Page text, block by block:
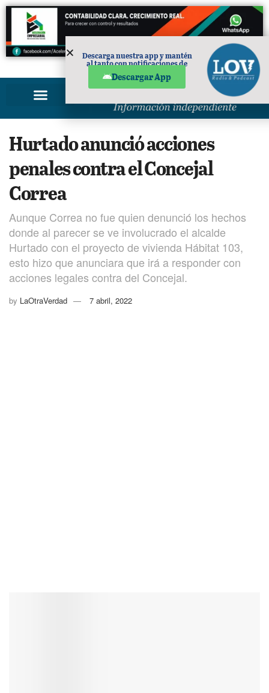
PUBLICIDAD
Hurtado anunció acciones
penales contra el Concejal
Correa
Aunque Correa no fue quien denunció los hechos
donde al parecer se ve involucrado el alcalde
Hurtado con el proyecto de vivienda Hábitat 103,
esto hizo que anunciara que irá a responder con
acciones legales contra del Concejal.
by LaOtraVerdad 7 abril, 2022
Descarga nuestra app y mantén
al tanto con notificaciones de
Descargar App